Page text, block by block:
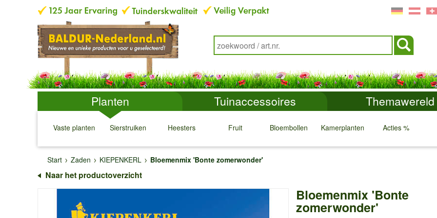
Planten Tuinaccessoires Themawereld
Vaste planten
↓
Sierstruiken
↓
Heesters
↓
Fruit
↓
Bloembollen
↓
Kamerplanten
↓
Acties %
↓ ↓
Start
Zaden KIEPENKERL Bloemenmix 'Bonte zomerwonder'
Naar het productoverzicht
Bloemenmix 'Bonte
zomerwonder'